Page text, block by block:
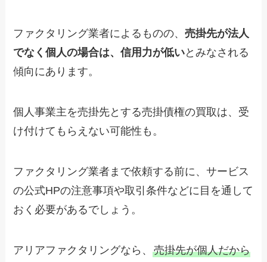
ファクタリング業者によるものの、売掛先が法人
でなく個人の場合は、信用力が低いとみなされる
傾向にあります。
個人事業主を売掛先とする売掛債権の買取は、受
け付けてもらえない可能性も。
ファクタリング業者まで依頼する前に、サービス
の公式HPの注意事項や取引条件などに目を通して
おく必要があるでしょう。
アリアファクタリングなら、売掛先が個人だから